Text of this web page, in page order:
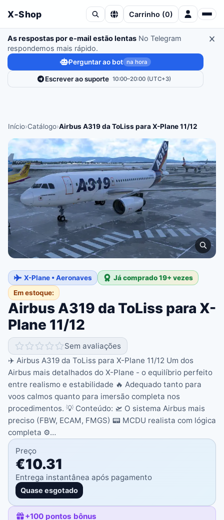
X‑Shop Carrinho (0)
As respostas por e-mail estão lentas No Telegram
respondemos mais rápido.
Perguntar ao bot na hora
Escrever ao suporte 10:00–20:00 (UTC+3)
Início›Catálogo›Airbus A319 da ToLiss para X-Plane 11/12
X-Plane • Aeronaves
Já comprado 19+ vezes
Em estoque:
Airbus A319 da ToLiss para X-
Plane 11/12
Sem avaliações
✈️ Airbus A319 da ToLiss para X-Plane 11/12 Um dos
Airbus mais detalhados do X-Plane - o equilíbrio perfeito
entre realismo e estabilidade 🔥 Adequado tanto para
voos calmos quanto para imersão completa nos
procedimentos. 💡 Conteúdo: 🛫 O sistema Airbus mais
preciso (FBW, ECAM, FMGS) 📟 MCDU realista com lógica
completa ⚙️…
Preço
€10.31
Entrega instantânea após pagamento
Quase esgotado
+100 pontos bônus